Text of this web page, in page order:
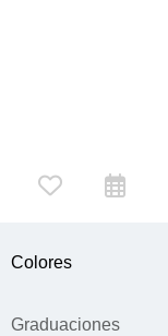
Colores
Graduaciones